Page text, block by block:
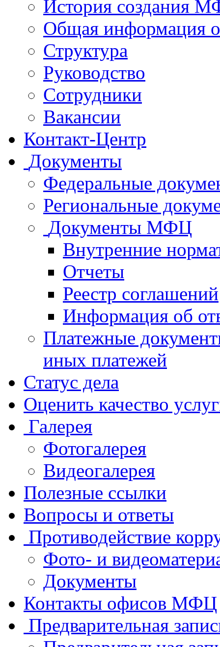
История создания
Общая
Структура
Руководство
Сотрудники
Вакансии
Контакт-Центр
Документы
Федеральные
Региональные
Документы МФЦ
Внутренние
Отчеты
Реестр соглашений
Информация об
Платежные
иных платежей
Статус дела
Оценить качество
Галерея
Фотогалерея
Видеогалерея
Полезные ссылки
Вопросы и ответы
Противодействие
Фото- и
Документы
Контакты офисов МФЦ
Предварительная